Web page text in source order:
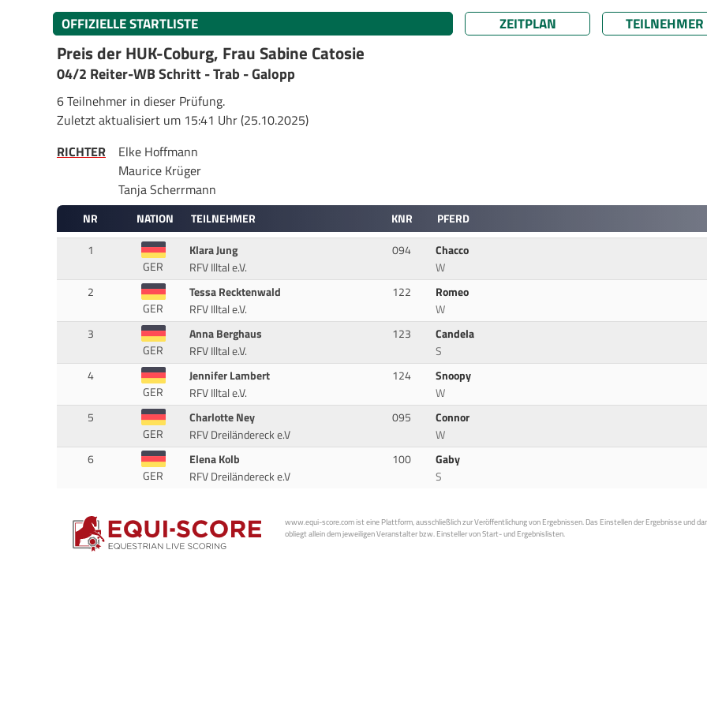
OFFIZIELLE STARTLISTE ZEITPLAN TEILNEHMER
Preis der HUK-Coburg, Frau Sabine Catosie
04/2 Reiter-WB Schritt - Trab - Galopp
6 Teilnehmer in dieser Prüfung.
Zuletzt aktualisiert um 15:41 Uhr (25.10.2025)
RICHTER
Elke Hoffmann
Maurice Krüger
Tanja Scherrmann
NR NATION TEILNEHMER KNR
PFERD
1
GER
Klara Jung
RFV Illtal e.V.
094
Chacco
W
2
GER
Tessa Recktenwald
RFV Illtal e.V.
122
Romeo
W
3
GER
Anna Berghaus
RFV Illtal e.V.
123
Candela
S
4
GER
Jennifer Lambert
RFV Illtal e.V.
124
Snoopy
W
5
GER
Charlotte Ney
RFV Dreiländereck e.V
095
Connor
W
6
GER
Elena Kolb
RFV Dreiländereck e.V
100
Gaby
S
www.equi-score.com ist eine Plattform, ausschließlich zur Veröffentlichung von Ergebnissen. Das Einstellen der Ergebnisse und
obliegt allein dem jeweiligen Veranstalter bzw. Einsteller von Start- und Ergebnislisten.